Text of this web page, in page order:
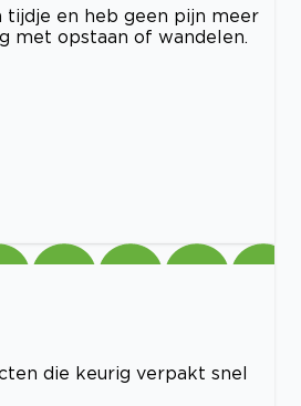
tijdje en heb geen pijn meer
met opstaan of wandelen.
die keurig verpakt snel